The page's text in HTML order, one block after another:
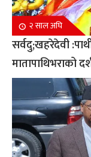
२ साल अघि
सर्वदु;खहरेदेवी
मातापाथिभराको